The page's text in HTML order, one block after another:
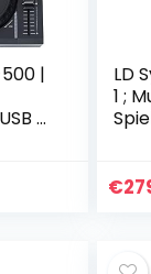
|
–
LD
1 ;
€